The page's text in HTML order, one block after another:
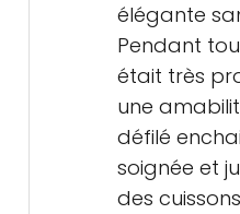
élégante
Pendant
était très
une
défilé
soignée et
des